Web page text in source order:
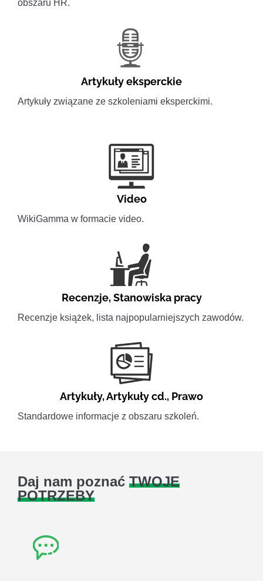
obszaru HR.
Artykuły eksperckie
Artykuły związane ze szkoleniami eksperckimi.
Video
WikiGamma w formacie video.
Recenzje,Stanowiska pracy
Recenzje książek, lista najpopularniejszych zawodów.
Artykuły,Artykuły cd., Prawo
Standardowe informacje z obszaru szkoleń.
Daj nam poznać TWOJE
POTRZEBY